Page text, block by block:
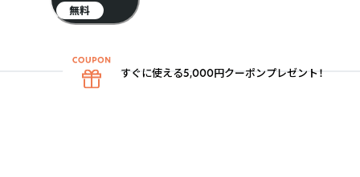
無料
すぐに使える5,000円クーポンプレゼント！